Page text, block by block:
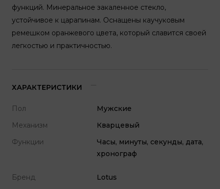
функций. Минеральное закаленное стекло,
устойчивое к царапинам. Оснащены каучуковым
ремешком оранжевого цвета, который славится своей
легкостью и практичностью.
ХАРАКТЕРИСТИКИ
Пол
Мужские
Механизм
Кварцевый
Функции
Часы, минуты, секунды, дата,
хронограф
Бренд
Lotus